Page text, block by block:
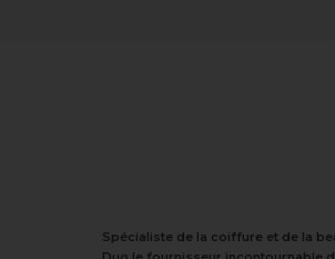
Spécialiste de la coiffure et de la